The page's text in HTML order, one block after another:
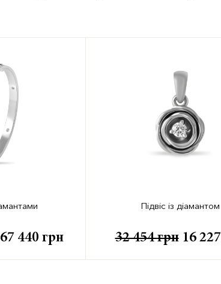
440 грн
Підвіс із діамантом
32 454грн 16 227